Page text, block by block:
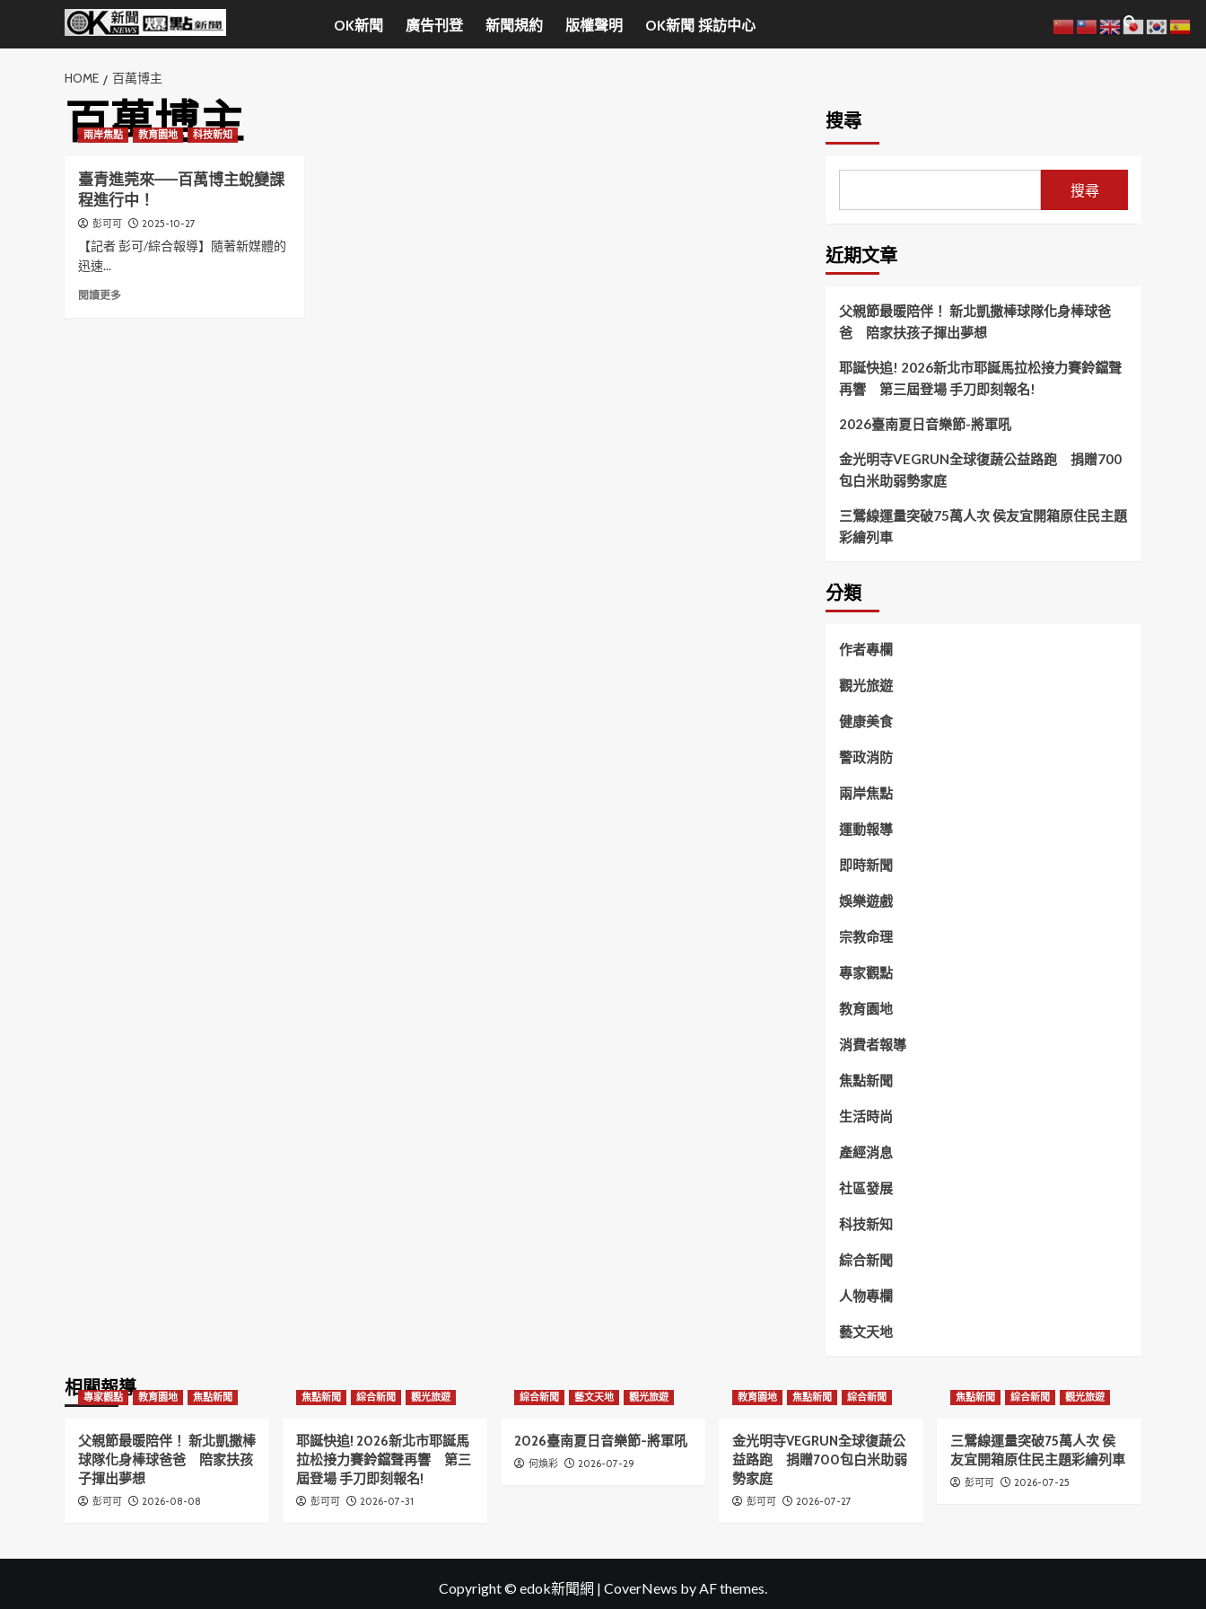
OK新聞 廣告刊登 新聞規約 版權聲明 OK新聞 採訪中心
HOME 百萬博主
百萬博主
兩岸焦點 教育園地 科技新知
臺青進莞來——百萬博主蛻變課
程進行中！
彭可可 2025-10-27
【記者 彭可/綜合報導】隨著新媒體的
迅速...
閱讀更多Read
搜尋
搜尋
近期文章
父親節最暖陪伴！ 新北凱撒棒球隊化身棒球爸
爸 陪家扶孩子揮出夢想
耶誕快追! 2026新北市耶誕馬拉松接力賽鈴鐺聲
再響 第三屆登場 手刀即刻報名!
2026臺南夏日音樂節-將軍吼
金光明寺VEGRUN全球復蔬公益路跑 捐贈700
包白米助弱勢家庭
三鶯線運量突破75萬人次 侯友宜開箱原住民主題
彩繪列車
分類
作者專欄
觀光旅遊
健康美食
警政消防
兩岸焦點
運動報導
即時新聞
娛樂遊戲
宗教命理
專家觀點
教育園地
消費者報導
焦點新聞
生活時尚
產經消息
社區發展
科技新知
綜合新聞
人物專欄
藝文天地
相關報導
專家觀點 教育園地 焦點新聞
父親節最暖陪伴！ 新北凱撒棒
球隊化身棒球爸爸 陪家扶孩
子揮出夢想
彭可可 2026-08-08
焦點新聞 綜合新聞 觀光旅遊
耶誕快追! 2026新北市耶誕馬
拉松接力賽鈴鐺聲再響 第三
屆登場 手刀即刻報名!
彭可可 2026-07-31
綜合新聞 藝文天地 觀光旅遊
2026臺南夏日音樂節-將軍吼
何煥彩 2026-07-29
教育園地 焦點新聞 綜合新聞
金光明寺VEGRUN全球復蔬公
益路跑 捐贈700包白米助弱
勢家庭
彭可可 2026-07-27
焦點新聞 綜合新聞 觀光旅遊
三鶯線運量突破75萬人次 侯
友宜開箱原住民主題彩繪列車
彭可可 2026-07-25
Copyright © edok新聞網 | CoverNews by AF themes.